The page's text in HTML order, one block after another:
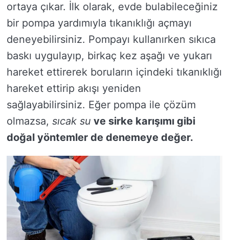
ortaya çıkar. İlk olarak, evde bulabileceğiniz
bir pompa yardımıyla tıkanıklığı açmayı
deneyebilirsiniz. Pompayı kullanırken sıkıca
baskı uygulayıp, birkaç kez aşağı ve yukarı
hareket ettirerek boruların içindeki tıkanıklığı
hareket ettirip akışı yeniden
sağlayabilirsiniz. Eğer pompa ile çözüm
olmazsa, sıcak su ve sirke karışımı gibi
doğal yöntemler de denemeye değer.